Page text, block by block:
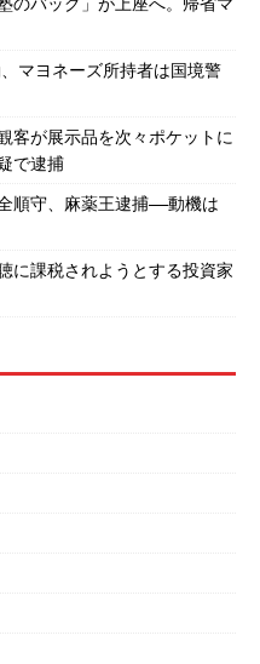
マヨネーズ所持者は国境警
客が展示品を次々ポケットに
で逮捕
順守、麻薬王逮捕――動機は
に課税されようとする投資家